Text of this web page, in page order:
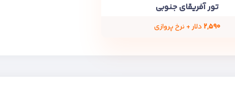
تور آفریقای جنوبی
۲,۵۹۰ دلار + نرخ پروازی